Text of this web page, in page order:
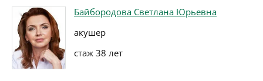
Байбородова Светлана Юрьевна
акушер
стаж 38 лет